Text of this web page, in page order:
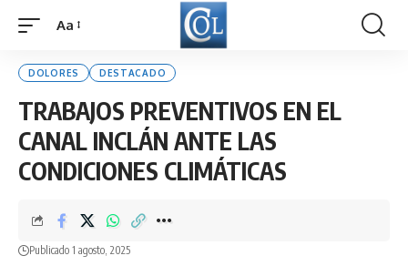
Font
Aa
DOLORES DESTACADO
TRABAJOS PREVENTIVOS EN EL
CANAL INCLÁN ANTE LAS
CONDICIONES CLIMÁTICAS
Publicado 1 agosto, 2025